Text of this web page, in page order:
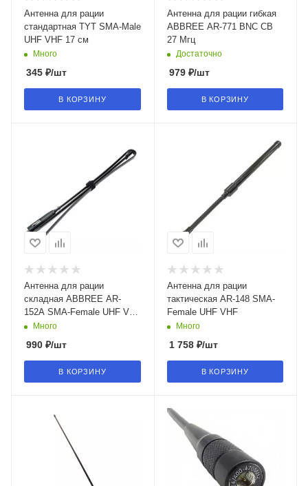
Антенна для рации
стандартная TYT SMA-Male
UHF VHF 17 см
Много
345 ₽/шт
В КОРЗИНУ
Антенна для рации гибкая
ABBREE AR-771 BNC СВ
27 Мгц
Достаточно
979₽/шт
В КОРЗИНУ
Антенна для рации
складная ABBREE AR-
152A SMA-Female UHF VHF
108 см
Много
990 ₽/шт
В КОРЗИНУ
Антенна для рации
тактическая AR-148 SMA-
Female UHF VHF
Много
1 758₽/шт
В КОРЗИНУ